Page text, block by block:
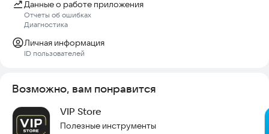
Данные о работе приложения
Отчеты об ошибках
Диагностика
Личная информация
ID пользователей
Возможно, вам понравится
VIP Store
Полезные инструменты